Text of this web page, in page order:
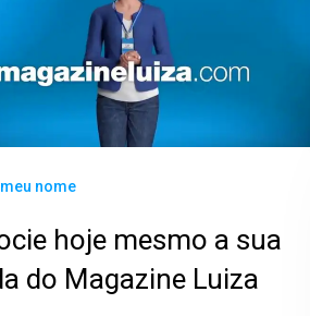
nome
hoje mesmo a sua
do Magazine Luiza